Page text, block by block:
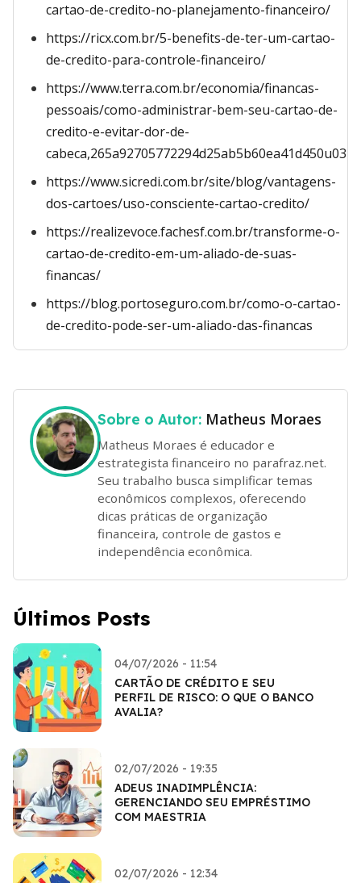
cartao-de-credito-no-planejamento-financeiro/
https://ricx.com.br/5-benefits-de-ter-um-cartao-
de-credito-para-controle-financeiro/
https://www.terra.com.br/economia/financas-
pessoais/como-administrar-bem-seu-cartao-de-
credito-e-evitar-dor-de-
https://www.sicredi.com.br/site/blog/vantagens-
dos-cartoes/uso-consciente-cartao-credito/
https://realizevoce.fachesf.com.br/transforme-o-
cartao-de-credito-em-um-aliado-de-suas-
financas/
https://blog.portoseguro.com.br/como-o-cartao-
de-credito-pode-ser-um-aliado-das-financas
Sobre o Autor: Matheus Moraes
Matheus Moraes é educador e
estrategista financeiro no parafraz.net.
Seu trabalho busca simplificar temas
econômicos complexos, oferecendo
dicas práticas de organização
financeira, controle de gastos e
independência econômica.
Últimos Posts
04/07/2026 - 11:54
CARTÃO DE CRÉDITO E SEU
PERFIL DE RISCO: O QUE O BANCO
AVALIA?
02/07/2026 - 19:35
ADEUS INADIMPLÊNCIA:
GERENCIANDO SEU EMPRÉSTIMO
COM MAESTRIA
02/07/2026 - 12:34